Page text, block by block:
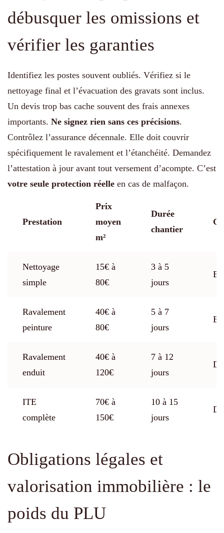
débusquer les omissions et
vérifier les garanties
Identifiez les postes souvent oubliés. Vérifiez si le
nettoyage final et l’évacuation des gravats sont inclus.
Un devis trop bas cache souvent des frais annexes
importants. Ne signez rien sans ces précisions.
Contrôlez l’assurance décennale. Elle doit couvrir
spécifiquement le ravalement et l’étanchéité. Demandez
l’attestation à jour avant tout versement d’acompte. C’est
votre seule protection réelle en cas de malfaçon.
Prestation
Prix
moyen
m²
Durée
chantier
Nettoyage
simple
15€ à
80€
3 à 5
jours
Ravalement
peinture
40€ à
80€
5 à 7
jours
Ravalement
enduit
40€ à
120€
7 à 12
jours
ITE
complète
70€ à
150€
10 à 15
jours
Obligations légales et
valorisation immobilière : le
poids du PLU